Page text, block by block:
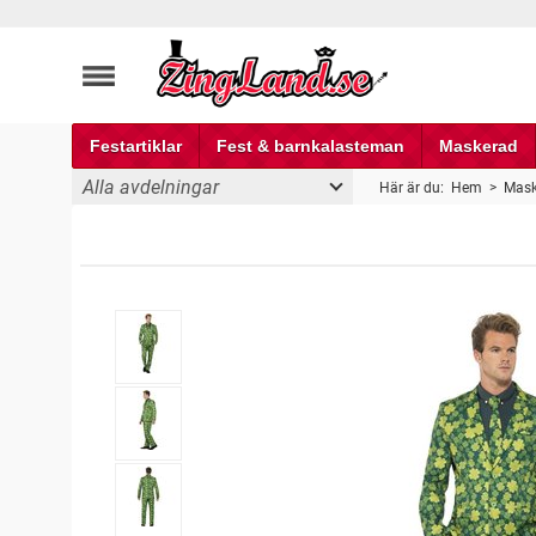
Festartiklar Fest & barnkalasteman Maskerad
Alla avdelningar Här är du: Hem >